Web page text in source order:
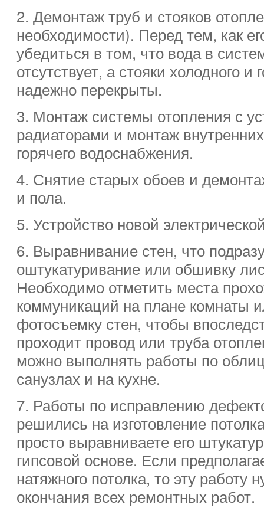
2. Демонтаж труб и стояков
необходимости). Перед тем, как
убедиться в том, что вода в
отсутствует, а стояки холодного
надежно перекрыты.
3. Монтаж системы отопления с
радиаторами и монтаж
горячего водоснабжения.
4. Снятие старых обоев и
и пола.
5. Устройство новой
6. Выравнивание стен, что
оштукатуривание или обшивку
Необходимо отметить места
коммуникаций на плане комнаты
фотосъемку стен, чтобы
проходит провод или труба
можно выполнять работы по
санузлах и на кухне.
7. Работы по исправлению
решились на изготовление
просто выравниваете его
гипсовой основе. Если
натяжного потолка, то эту работу
окончания всех ремонтных работ.